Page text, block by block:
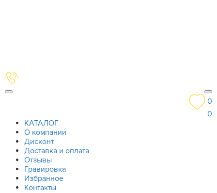
0
0
КАТАЛОГ
О компании
Дисконт
Доставка и оплата
Отзывы
Гравировка
Избранное
Контакты